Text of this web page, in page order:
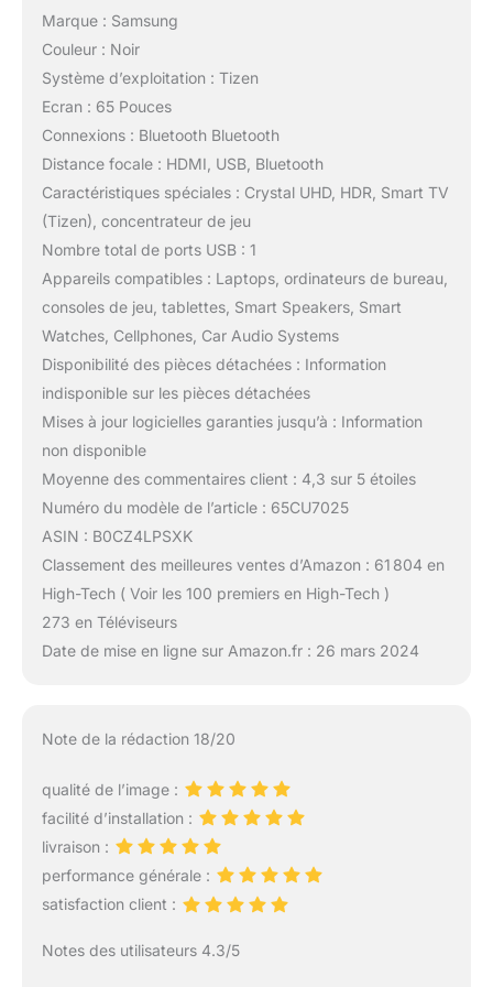
Marque : Samsung
Couleur : Noir
Système d’exploitation : Tizen
Ecran : 65 Pouces
Connexions : Bluetooth Bluetooth
Distance focale : HDMI, USB, Bluetooth
Caractéristiques spéciales : Crystal UHD, HDR, Smart TV
(Tizen), concentrateur de jeu
Nombre total de ports USB : 1
Appareils compatibles : Laptops, ordinateurs de bureau,
consoles de jeu, tablettes, Smart Speakers, Smart
Watches, Cellphones, Car Audio Systems
Disponibilité des pièces détachées : Information
indisponible sur les pièces détachées
Mises à jour logicielles garanties jusqu’à : Information
non disponible
Moyenne des commentaires client : 4,3 sur 5 étoiles
Numéro du modèle de l’article : 65CU7025
ASIN : B0CZ4LPSXK
Classement des meilleures ventes d’Amazon : 61 804 en
High-Tech ( Voir les 100 premiers en High-Tech )
273 en Téléviseurs
Date de mise en ligne sur Amazon.fr : 26 mars 2024
Note de la rédaction 18/20
qualité de l’image :
facilité d’installation :
livraison :
performance générale :
satisfaction client :
Notes des utilisateurs 4.3/5